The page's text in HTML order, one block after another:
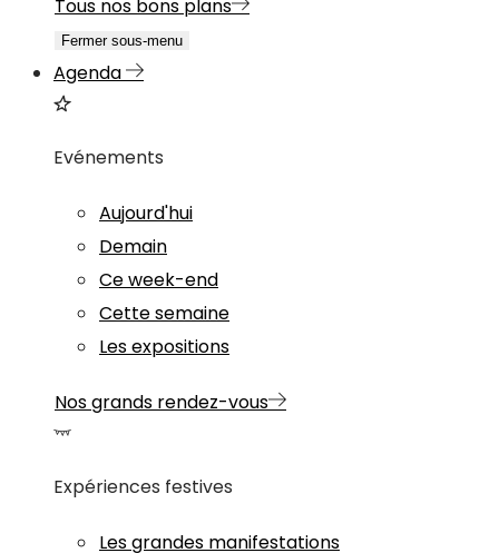
Tous nos bons plans
Fermer sous-menu
Agenda
Evénements
Aujourd'hui
Demain
Ce week-end
Cette semaine
Les expositions
Nos grands rendez-vous
Expériences festives
Les grandes manifestations